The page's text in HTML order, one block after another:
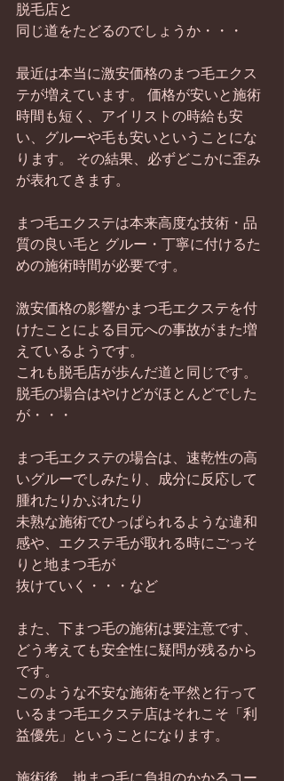
脱毛店と
同じ道をたどるのでしょうか・・・
最近は本当に激安価格のまつ毛エクス
テが増えています。 価格が安いと施術
時間も短く、アイリストの時給も安
い、グルーや毛も安いということにな
ります。 その結果、必ずどこかに歪み
が表れてきます。
まつ毛エクステは本来高度な技術・品
質の良い毛と グルー・丁寧に付けるた
めの施術時間が必要です。
激安価格の影響かまつ毛エクステを付
けたことによる目元への事故がまた増
えているようです。
これも脱毛店が歩んだ道と同じです。
脱毛の場合はやけどがほとんどでした
が・・・
まつ毛エクステの場合は、速乾性の高
いグルーでしみたり、成分に反応して
腫れたりかぶれたり
未熟な施術でひっぱられるような違和
感や、エクステ毛が取れる時にごっそ
りと地まつ毛が
抜けていく・・・など
また、下まつ毛の施術は要注意です、
どう考えても安全性に疑問が残るから
です。
このような不安な施術を平然と行って
いるまつ毛エクステ店はそれこそ「利
益優先」ということになります。
施術後、地まつ毛に負担のかかるコー